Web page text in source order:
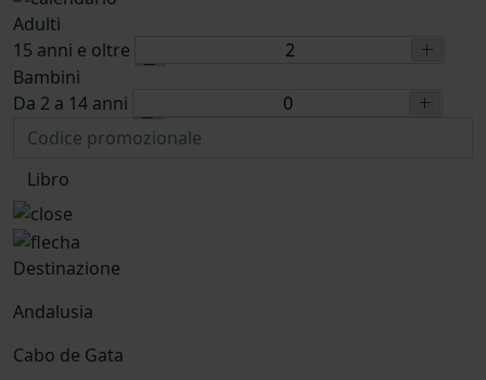
Adulti
15 anni e oltre
Bambini
Da 2 a 14 anni
Libro
Destinazione
Andalusia
Cabo de Gata